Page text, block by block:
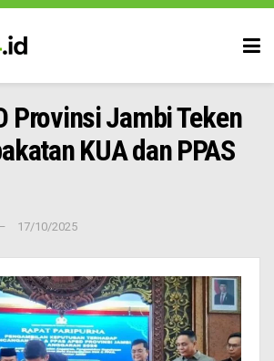
Provinsi Jambi Teken
KUA dan PPAS
17/10/2025